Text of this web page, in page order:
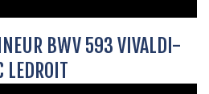
BWV 593 VIVALDI-
LEDROIT